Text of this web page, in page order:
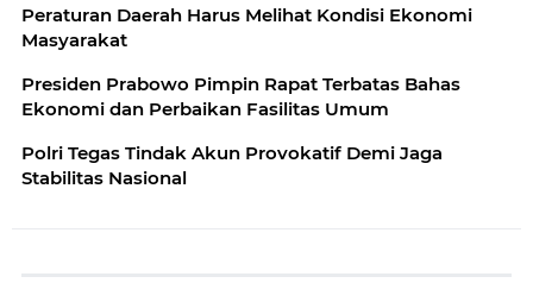
Peraturan Daerah Harus Melihat Kondisi Ekonomi
Masyarakat
Presiden Prabowo Pimpin Rapat Terbatas Bahas
Ekonomi dan Perbaikan Fasilitas Umum
Polri Tegas Tindak Akun Provokatif Demi Jaga
Stabilitas Nasional